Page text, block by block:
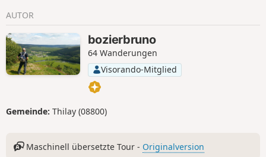
AUTOR
bozierbruno
64 Wanderungen
Visorando-Mitglied
Gemeinde: Thilay (08800)
Maschinell übersetzte Tour - Originalversion